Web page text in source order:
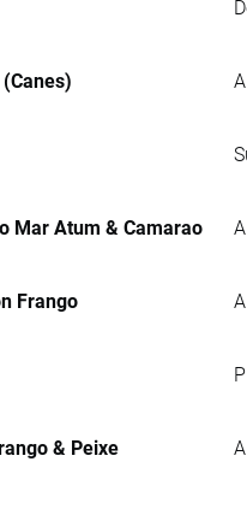
Mar Atum & Camarao
Frango
& Peixe